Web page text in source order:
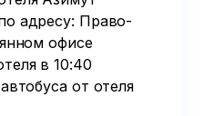
адресу: Право-
офисе
в 10:40
от отеля